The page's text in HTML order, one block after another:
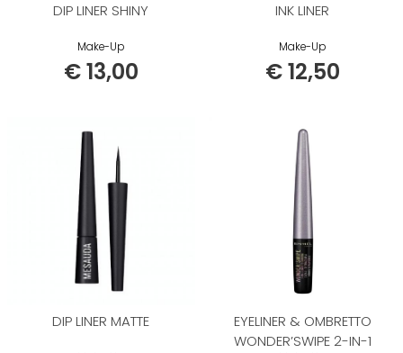
DIP LINER SHINY
Make-Up
€ 13,00
INK LINER
Make-Up
€ 12,50
DIP LINER MATTE
EYELINER & OMBRETTO
WONDER’SWIPE 2-IN-1